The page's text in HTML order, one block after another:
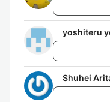
yoshiteru
Shuhei